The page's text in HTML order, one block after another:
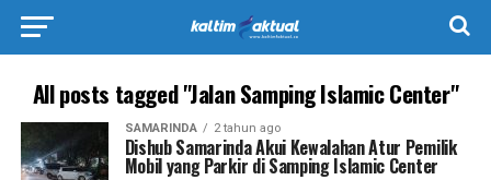
All posts tagged "Jalan Samping Islamic Center"
SAMARINDA 2 tahun ago
Dishub Samarinda Akui Kewalahan Atur Pemilik
Mobil yang Parkir di Samping Islamic Center